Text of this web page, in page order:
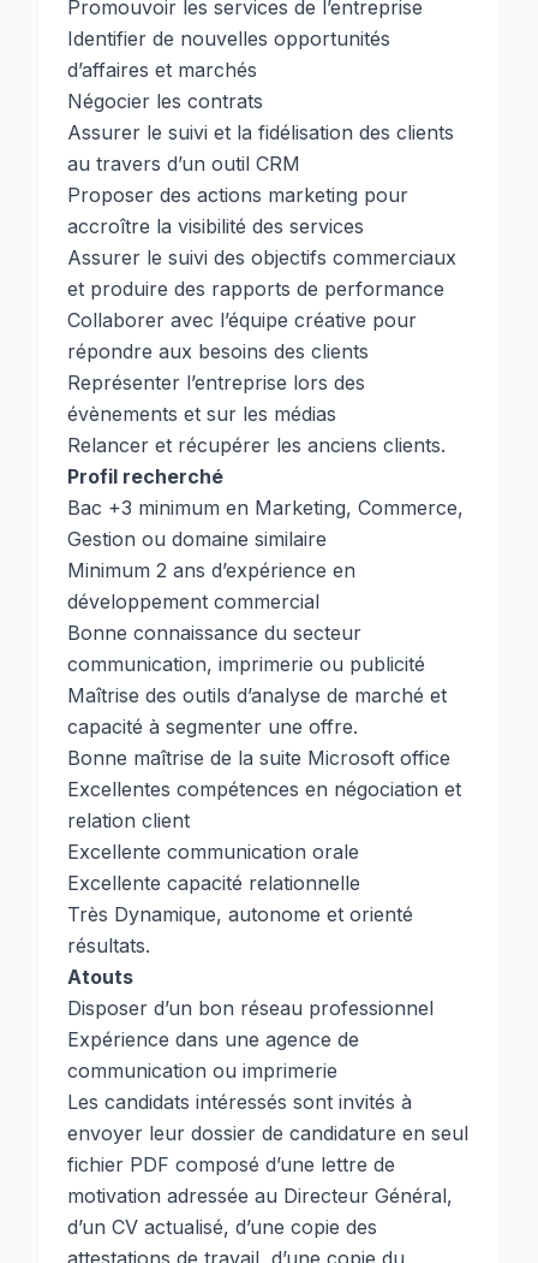
Promouvoir les services de l’entreprise
Identifier de nouvelles opportunités
d’affaires et marchés
Négocier les contrats
Assurer le suivi et la fidélisation des clients
au travers d’un outil CRM
Proposer des actions marketing pour
accroître la visibilité des services
Assurer le suivi des objectifs commerciaux
et produire des rapports de performance
Collaborer avec l’équipe créative pour
répondre aux besoins des clients
Représenter l’entreprise lors des
évènements et sur les médias
Relancer et récupérer les anciens clients.
Profil recherché
Bac +3 minimum en Marketing, Commerce,
Gestion ou domaine similaire
Minimum 2 ans d’expérience en
développement commercial
Bonne connaissance du secteur
communication, imprimerie ou publicité
Maîtrise des outils d’analyse de marché et
capacité à segmenter une offre.
Bonne maîtrise de la suite Microsoft office
Excellentes compétences en négociation et
relation client
Excellente communication orale
Excellente capacité relationnelle
Très Dynamique, autonome et orienté
résultats.
Atouts
Disposer d’un bon réseau professionnel
Expérience dans une agence de
communication ou imprimerie
Les candidats intéressés sont invités à
envoyer leur dossier de candidature en seul
fichier PDF composé d’une lettre de
motivation adressée au Directeur Général,
d’un CV actualisé, d’une copie des
attestations de travail, d’une copie du